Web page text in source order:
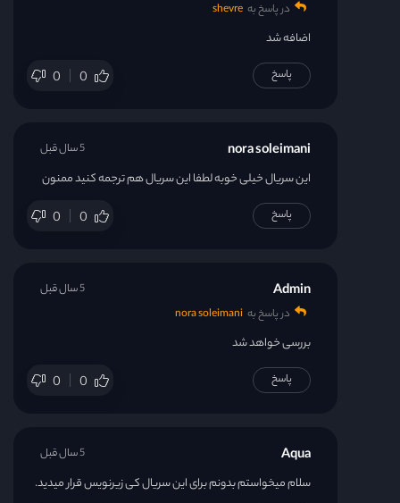
در پاسخ به shevre
اضافه شد
0 0 پاسخ
nora soleimani
این سریال خیلی خوبه لطفا این سریال هم ترجمه کنید ممنون
0 0
5 سال قبل
پاسخ
Admin
در پاسخ به nora soleimani
بررسی خواهد شد
0 0
5 سال قبل
پاسخ
Aqua
سلام میخواستم بدونم برای این سریال کی زیرنویس قرار میدید.
5 سال قبل